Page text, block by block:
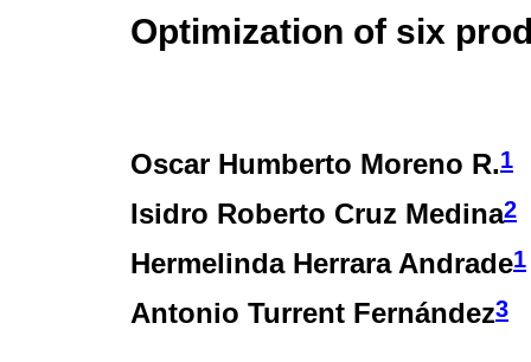
Optimization of six
Oscar Humberto Moreno R.1
Isidro Roberto Cruz Medina2
Hermelinda Herrara Andrade1
Antonio Turrent Fernández3